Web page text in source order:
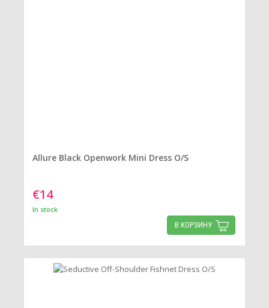
Allure Black Openwork Mini Dress O/S
€14
In stock
В КОРЗИНУ